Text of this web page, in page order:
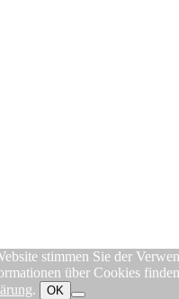
stimmen Sie der
über Cookies
. OK